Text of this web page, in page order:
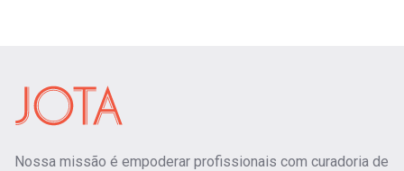
Nossa missão é empoderar profissionais com curadoria de